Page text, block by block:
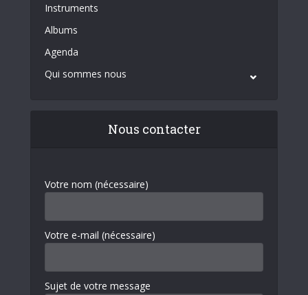
Instruments
Albums
Agenda
Qui sommes nous
Nous contacter
Votre nom (nécessaire)
Votre e-mail (nécessaire)
Sujet de votre message